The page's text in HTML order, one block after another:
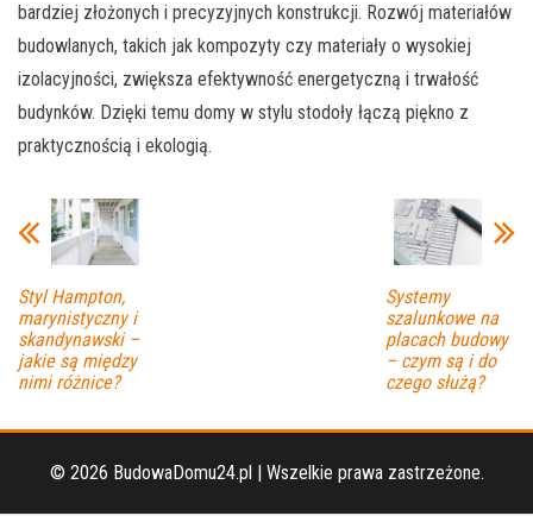
bardziej złożonych i precyzyjnych konstrukcji. Rozwój materiałów
budowlanych, takich jak kompozyty czy materiały o wysokiej
izolacyjności, zwiększa efektywność energetyczną i trwałość
budynków. Dzięki temu domy w stylu stodoły łączą piękno z
praktycznością i ekologią.
Styl Hampton,
marynistyczny i
skandynawski –
jakie są między
nimi różnice?
Systemy
szalunkowe na
placach budowy
– czym są i do
czego służą?
© 2026 BudowaDomu24.pl | Wszelkie prawa zastrzeżone.